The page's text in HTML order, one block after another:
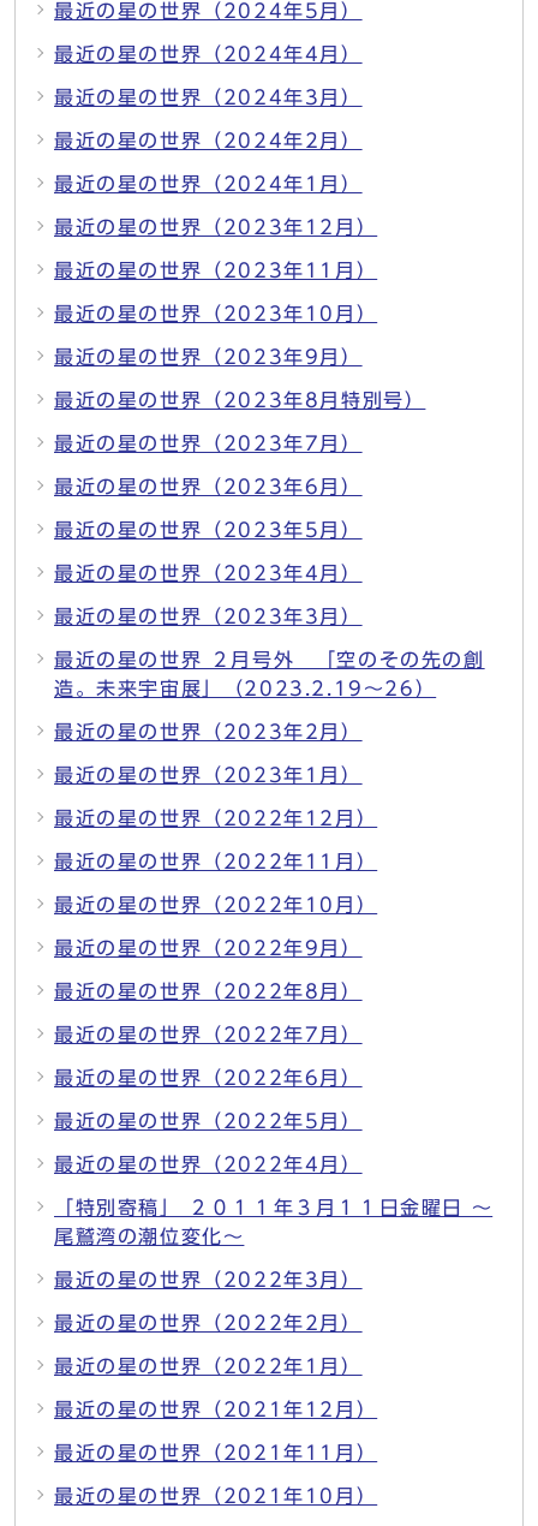
最近の星の世界（2024年5月）
最近の星の世界（2024年4月）
最近の星の世界（2024年3月）
最近の星の世界（2024年2月）
最近の星の世界（2024年1月）
最近の星の世界（2023年12月）
最近の星の世界（2023年11月）
最近の星の世界（2023年10月）
最近の星の世界（2023年9月）
最近の星の世界（2023年8月特別号）
最近の星の世界（2023年7月）
最近の星の世界（2023年6月）
最近の星の世界（2023年5月）
最近の星の世界（2023年4月）
最近の星の世界（2023年3月）
最近の星の世界 ２月号外 「空のその先の創
造。未来宇宙展」（2023.2.19～26）
最近の星の世界（2023年2月）
最近の星の世界（2023年1月）
最近の星の世界（2022年12月）
最近の星の世界（2022年11月）
最近の星の世界（2022年10月）
最近の星の世界（2022年9月）
最近の星の世界（2022年8月）
最近の星の世界（2022年7月）
最近の星の世界（2022年6月）
最近の星の世界（2022年5月）
最近の星の世界（2022年4月）
「特別寄稿」 ２０１１年３月１１日金曜日 ～
尾鷲湾の潮位変化～
最近の星の世界（2022年3月）
最近の星の世界（2022年2月）
最近の星の世界（2022年1月）
最近の星の世界（2021年12月）
最近の星の世界（2021年11月）
最近の星の世界（2021年10月）